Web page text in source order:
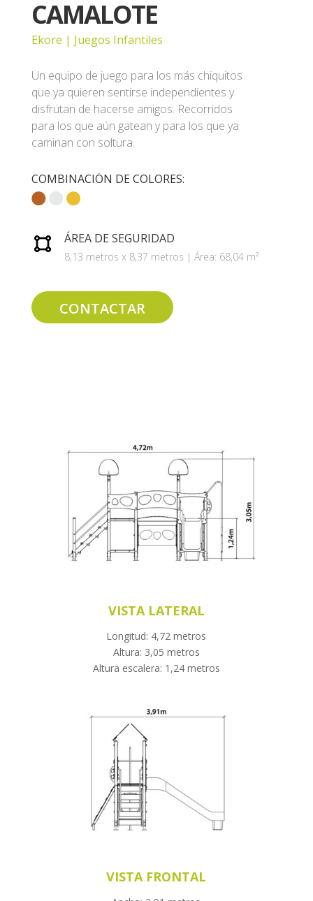
CAMALOTE
Ekore | Juegos Infantiles
Un equipo de juego para los más chiquitos
que ya quieren sentirse independientes y
disfrutan de hacerse amigos. Recorridos
para los que aún gatean y para los que ya
caminan con soltura.
COMBINACIÓN DE COLORES:
ÁREA DE SEGURIDAD
8,13 metros x 8,37 metros | Área: 68,04 m²
CONTACTAR
VISTA LATERAL
Longitud: 4,72 metros
Altura: 3,05 metros
Altura escalera: 1,24 metros
VISTA FRONTAL